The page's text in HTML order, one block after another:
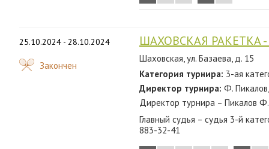
25.10.2024 - 28.10.2024
Закончен
ШАХОВСКАЯ РАКЕТКА -
Шаховская, ул. Базаева, д. 15
Категория турнира: 3-ая
Директор турнира: Ф.
Директор турнира – Пикалов
Главный судья – судья 3-й
883-32-41